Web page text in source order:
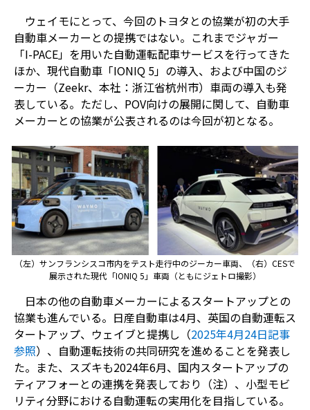
ウェイモにとって、今回のトヨタとの協業が初の大手
自動車メーカーとの提携ではない。これまでジャガー
「I-PACE」を用いた自動運転配車サービスを行ってきた
ほか、現代自動車「IONIQ 5」の導入、および中国のジ
ーカー（Zeekr、本社：浙江省杭州市）車両の導入も発
表している。ただし、POV向けの展開に関して、自動車
メーカーとの協業が公表されるのは今回が初となる。
（左）サンフランシスコ市内をテスト走行中のジーカー車両、（右）CESで
展示された現代「IONIQ 5」車両（ともにジェトロ撮影）
日本の他の自動車メーカーによるスタートアップとの
協業も進んでいる。日産自動車は4月、英国の自動運転ス
タートアップ、ウェイブと提携し（2025年4月24日記事
参照）、自動運転技術の共同研究を進めることを発表し
た。また、スズキも2024年6月、国内スタートアップの
ティアフォーとの連携を発表しており（注）、小型モビ
リティ分野における自動運転の実用化を目指している。